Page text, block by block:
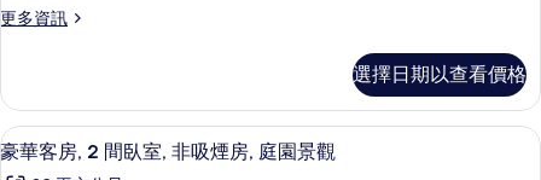
景
所
有
相
園
詳
情
多
床,
非
吸
更多資訊
更
客
房,
多
選擇日期以查看價格
顯
示
豪華客房, 2 間臥室, 非吸煙房, 庭園
15
豪華客房, 2 間臥室, 非吸煙房, 庭園景觀